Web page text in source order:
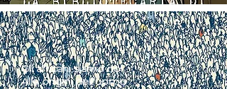
Gli africani siamo noi
Alle origini dell'uomo